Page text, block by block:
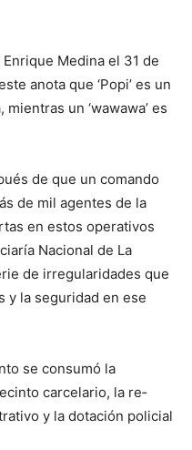
Medina el 31 de
anota que ‘Popi’ es un
un ‘wawawa’ es
de que un comando
de mil agentes de la
en estos operativos
Nacional de La
de irregularidades que
y la seguridad en ese
se consumó la
carcelario, la re­
y la dotación policial